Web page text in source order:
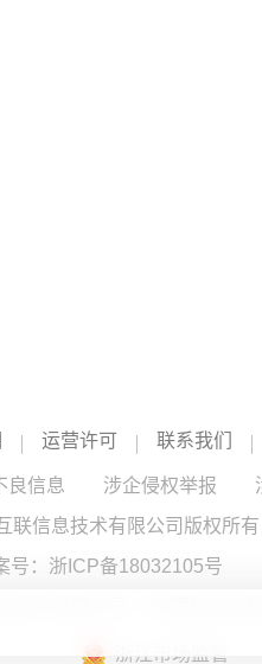
运营许可 联系我们
良信息 涉企侵权举报
联信息技术有限公司版权所有
号： 浙ICP备18032105号
软件有限公司 （中国证监会
浙江市场监管